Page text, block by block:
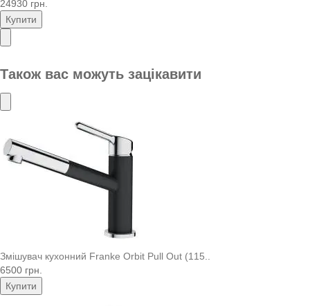
24930 грн.
Купити
Також вас можуть зацікавити
Змішувач кухонний Franke Orbit Pull Out (115..
6500 грн.
Купити